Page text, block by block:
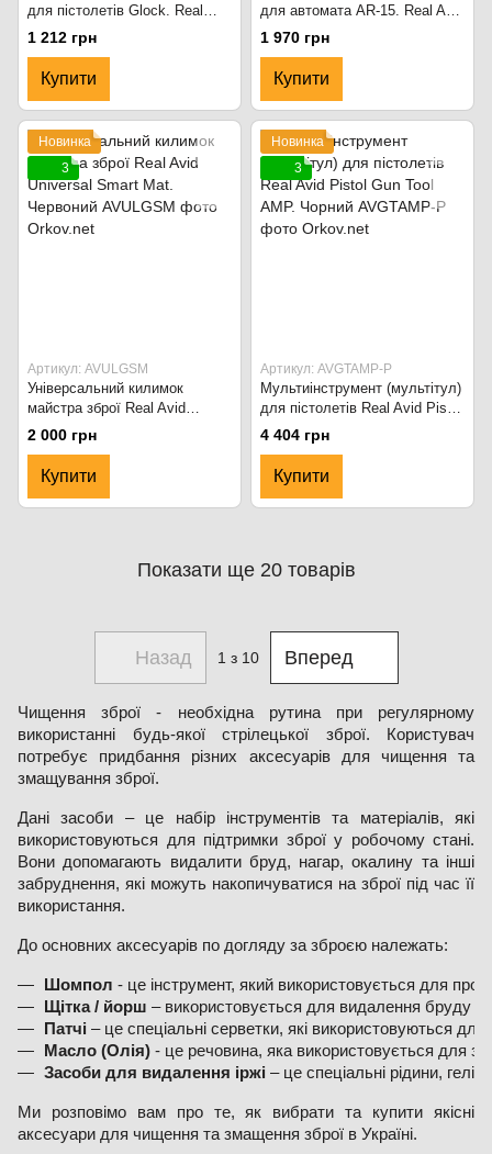
для пістолетів Glock. Real
Avid Glock Smart Mat.
Червоний
1 212 грн
Купити
для автомата AR-15. Real Avid
AR-15 Smart Mat. Чорний
1 970 грн
Купити
Новинка
3
Артикул: AVULGSM
Універсальний килимок
майстра зброї Real Avid
Universal Smart Mat. Червоний
2 000 грн
Купити
Новинка
3
Артикул: AVGTAMP-P
Мультиінструмент (мультітул)
для пістолетів Real Avid Pistol
Gun Tool AMP. Чорний
4 404 грн
Купити
Показати ще 20 товарів
Назад 1 з 10 Вперед
Чищення зброї - необхідна рутина при регулярному
використанні будь-якої стрілецької зброї. Користувач
потребує придбання різних аксесуарів для чищення та
змащування зброї.
Дані засоби – це набір інструментів та матеріалів, які
використовуються для підтримки зброї у робочому стані.
Вони допомагають видалити бруд, нагар, окалину та інші
забруднення, які можуть накопичуватися на зброї під час її
використання.
До основних аксесуарів по догляду за зброєю належать:
Шомпол - це інструмент, який використовується для
Щітка / йорш – використовується для видалення бруду
Патчі – це спеціальні серветки, які використовуються
Масло (Олія) - це речовина, яка використовується для
Засоби для видалення іржі – це спеціальні рідини, гелі,
Ми розповімо вам про те, як вибрати та купити якісні
аксесуари для чищення та змащення зброї в Україні.